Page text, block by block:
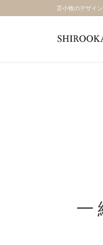
ン
ビ
苫小牧のデザイ
一